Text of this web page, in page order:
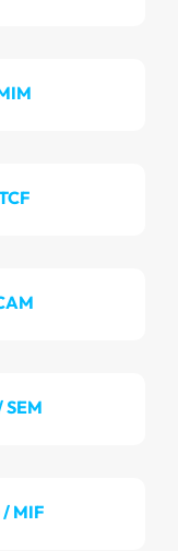
SEM
MIF